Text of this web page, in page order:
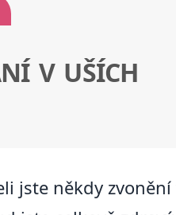
V UŠÍCH
jste někdy